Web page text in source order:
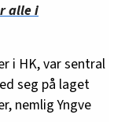
alle i
i HK, var sentral
seg på laget
nemlig Yngve